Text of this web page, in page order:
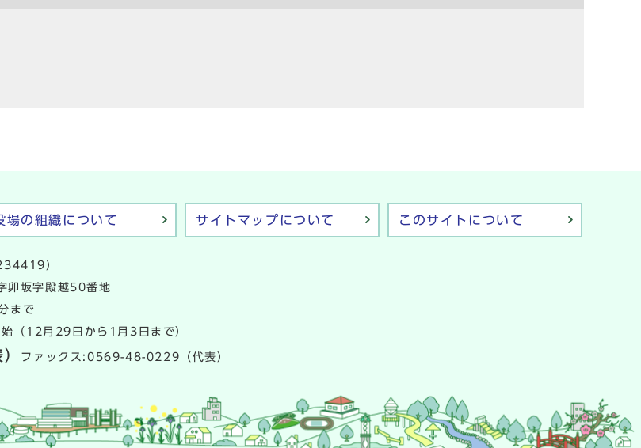
場の組織について サイトマップについて このサイトについて
）
卯坂字殿越50番地
まで
（12月29日から1月3日まで）
ファックス:0569-48-0229（代表）